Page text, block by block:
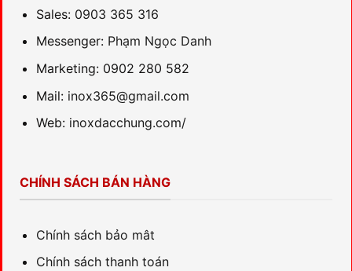
Sales: 0903 365 316
Messenger: Phạm Ngọc Danh
Marketing: 0902 280 582
Mail: inox365@gmail.com
Web: inoxdacchung.com/
CHÍNH SÁCH BÁN HÀNG
Chính sách bảo mât
Chính sách thanh toán